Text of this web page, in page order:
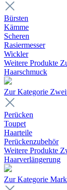
Bürsten
Kämme
Scheren
Rasiermesser
Wickler
Weitere Produkte
Haarschmuck
Zur Kategorie
Perücken
Toupet
Haarteile
Perückenzubehör
Weitere Produkte
Haarverlängerung
Zur Kategorie